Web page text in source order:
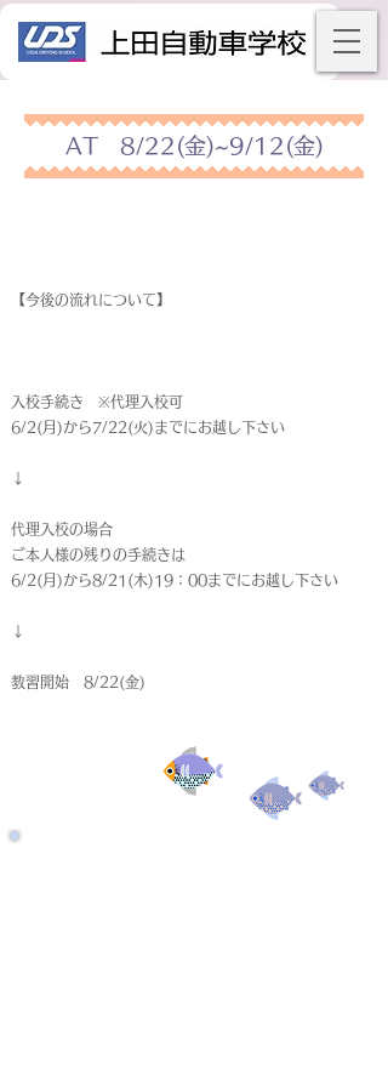
AT 8/22(金)~9/12(金)
【今後の流れについて】
入校手続き ※代理入校可
6/2(月)から7/22(火)までにお越し下さい
↓
代理入校の場合
ご本人様の残りの手続きは
6/2(月)から8/21(木)19：00までにお越し下さい
↓
教習開始 8/22(金)